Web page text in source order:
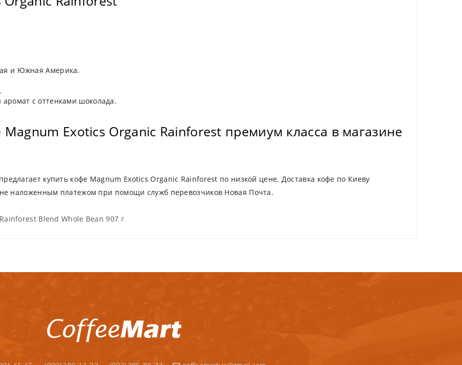
и Южная Америка.
с оттенками шоколада.
Exotics Organic Rainforest премиум класса в магазине
купить кофе Magnum Exotics Organic Rainforest по низкой цене. Доставка кофе по Киеву
наложенным платежом при помощи служб перевозчиков Новая Почта.
Blend Whole Bean 907 г